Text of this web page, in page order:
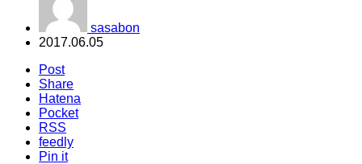
sasabon
2017.06.05
Post
Share
Hatena
Pocket
RSS
feedly
Pin it